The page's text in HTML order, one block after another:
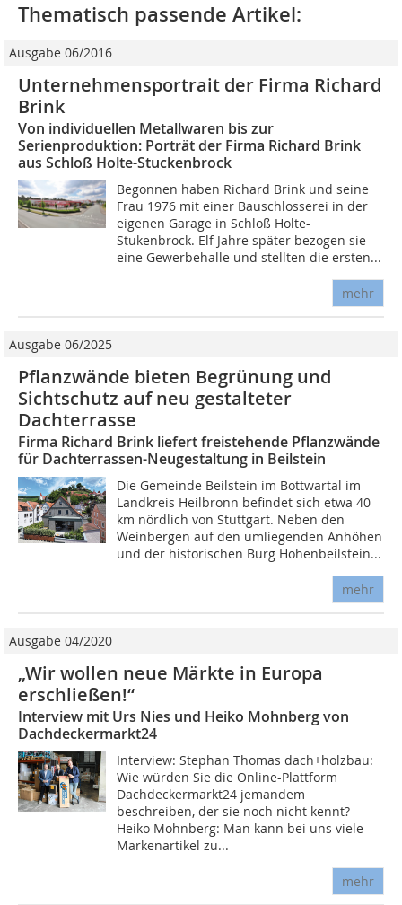
Thematisch passende Artikel:
Ausgabe 06/2016
Unternehmensportrait der Firma Richard
Brink
Von individuellen Metallwaren bis zur
Serienproduktion: Porträt der Firma Richard Brink
aus Schloß Holte-Stuckenbrock
Begonnen haben Richard Brink und seine
Frau 1976 mit einer Bauschlosserei in der
eigenen Garage in Schloß Holte-
Stukenbrock. Elf Jahre später bezogen sie
eine Gewerbehalle und stellten die ersten...
mehr
Ausgabe 06/2025
Pflanzwände bieten Begrünung und
Sichtschutz auf neu gestalteter
Dachterrasse
Firma Richard Brink liefert freistehende Pflanzwände
für Dachterrassen-Neugestaltung in Beilstein
Die Gemeinde Beilstein im Bottwartal im
Landkreis Heilbronn befindet sich etwa 40
km nördlich von Stuttgart. Neben den
Weinbergen auf den umliegenden Anhöhen
und der historischen Burg Hohenbeilstein...
mehr
Ausgabe 04/2020
„Wir wollen neue Märkte in Europa
erschließen!“
Interview mit Urs Nies und Heiko Mohnberg von
Dachdeckermarkt24
Interview: Stephan Thomas dach+holzbau:
Wie würden Sie die Online-Plattform
Dachdeckermarkt24 jemandem
beschreiben, der sie noch nicht kennt?
Heiko Mohnberg: Man kann bei uns viele
Markenartikel zu...
mehr